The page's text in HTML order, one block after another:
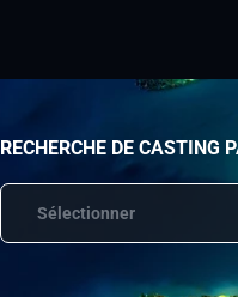
RECHERCHE DE CASTING
Sélectionner